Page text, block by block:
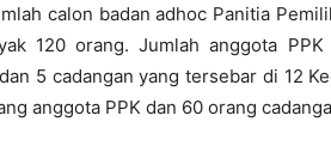
calon badan adhoc Panitia
120 orang. Jumlah anggota
5 cadangan yang tersebar di 12
anggota PPK dan 60 orang